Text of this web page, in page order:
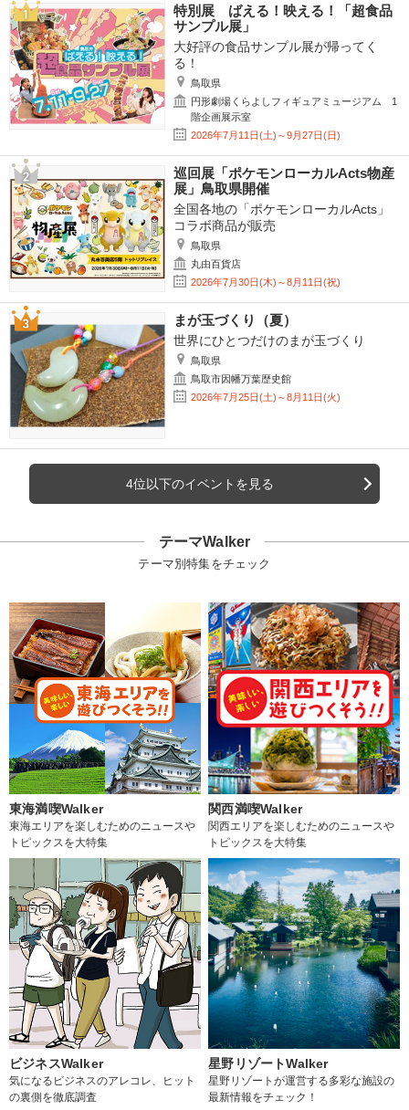
特別展 ばえる！映える！「超食品
サンプル展」
大好評の食品サンプル展が帰ってく
る！
鳥取県
円形劇場くらよしフィギュアミュージアム 1
階企画展示室
2026年7月11日(土)～9月27日(日)
巡回展「ポケモンローカルActs物産
展」鳥取県開催
全国各地の「ポケモンローカルActs」
コラボ商品が販売
鳥取県
丸由百貨店
2026年7月30日(木)～8月11日(祝)
まが玉づくり（夏）
世界にひとつだけのまが玉づくり
鳥取県
鳥取市因幡万葉歴史館
2026年7月25日(土)～8月11日(火)
4位以下のイベントを見る
テーマWalker
テーマ別特集をチェック
東海満喫Walker
東海エリアを楽しむためのニュースや
トピックスを大特集
関西満喫Walker
関西エリアを楽しむためのニュースや
トピックスを大特集
ビジネスWalker
気になるビジネスのアレコレ、ヒット
の裏側を徹底調査
星野リゾートWalker
星野リゾートが運営する多彩な施設の
最新情報をチェック！